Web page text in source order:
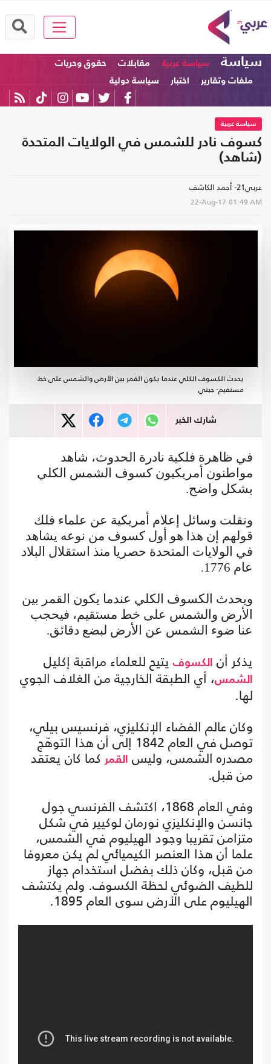
سياسة سياسة عربية مقابلات
حقوق وحريات
ملفات وتقارير
اختبار سياسة دولية
سياسة عربية
كسوف نادر للشمس في الولايات المتحدة
(شاهد)
عربي21- أحمد الكاشف
22-Aug-17 01:49 AM
يحدث الكسوف الكلي عندما يكون القمر بين الأرض والشمس على خط
مستقيم- جيتي
شارك الخبر
في ظاهرة فلكية نادرة الحدوث، شاهد
مواطنون أمريكيون كسوف الشمس الكلي
بشكل واضح.
ونقلت وسائل إعلام أمريكية عن علماء فلك
قولهم إن هذا هو أول كسوف من نوعه يشاهد
في الولايات المتحدة حصريا منذ استقلال البلاد
عام 1776.
ويحدث الكسوف الكلي عندما يكون القمر بين
الأرض والشمس على خط مستقيم، فيحجب
عنا ضوء الشمس عن الأرض لبضع دقائق.
يذكر أن الكسوف يتيح للعلماء مراقبة إكليل
الشمس، أي الطبقة الخارجية من الغلاف الجوي
لها.
وكان عالم الفضاء الإنكليزي، فرنسيس بيلي،
توصل في العام 1842 إلى أن هذا التوهّج
مصدره الشمس، وليس القمر كما كان يعتقد
من قبل.
وفي العام 1868، اكتشف الفرنسي جول
جانسن والإنكليزي نورمان لوكيير في شكل
متزامن تقريبا وجود الهيليوم في الشمس،
علما أن هذا العنصر الكيميائي لم يكن معروفا
من قبل، وكان ذلك بفضل استخدام جهاز
للطيف الضوئي لحظة الكسوف. ولم يكتشف
الهيليوم على الأرض سوى العام 1895.